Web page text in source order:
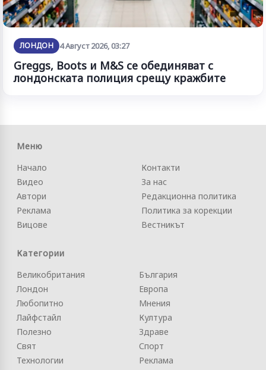
ЛОНДОН 4 Август 2026, 03:27
Greggs, Boots и M&S се обединяват с
лондонската полиция срещу кражбите
Меню
Начало
Видео
Автори
Реклама
Вицове
Контакти
За нас
Редакционна политика
Политика за корекции
Вестникът
Категории
Великобритания
Лондон
Любопитно
Лайфстайл
Полезно
Свят
Технологии
България
Европа
Мнения
Култура
Здраве
Спорт
Реклама